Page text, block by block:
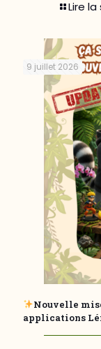
Lire
9 juillet 2026
Nouvelle
applications